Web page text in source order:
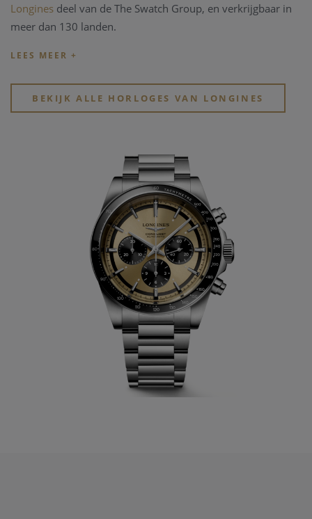
Longines deel van de The Swatch Group, en verkrijgbaar in
meer dan 130 landen.
Het is allemaal begonnen in 1932 onder de leiding van
America waar hij zijn producten kon verkopen.
en moderniseert de methodes voor de creatie van horloges,
en dit in samenwerking met Jacques David. Zo brengt hij alle
facetten van het horloge maken onder één dak wat de
efficiëntie ten goede komt. Hij heeft in 1967 deze horloge
fabriek gebouwd, en de naamLongineswordt geboren. Tot
Longinesde naam binnen dehorloge merken
die het langste in gebruik is in de Zwitserse horloge
industrie. De industrialisatie zet zijn opmars voort zodat in
begin jaren van de 20 ste eeuw reeds 1100 mensen
tewerkgesteld zijn in deze fabrieken.
Tot vandaag volgen een opeenvolging van de ontwikkeling
van manufactuur gangwerken die steeds verder worden
ontwikkeld richting de meest mogelijke perfectie van die tijd.
Bij de evolutie van deze nieuwe gangwerken, die vanaf 1913
BEKIJK ALLE HORLOGES VAN LONGINES